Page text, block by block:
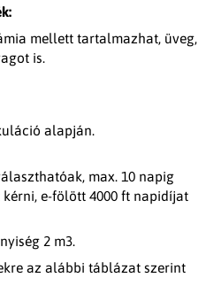
mellett tartalmazhat, üveg,
is.
alapján.
max. 10 napig
e-fölött 4000 ft napidíjat
2 m3.
az alábbi táblázat szerint